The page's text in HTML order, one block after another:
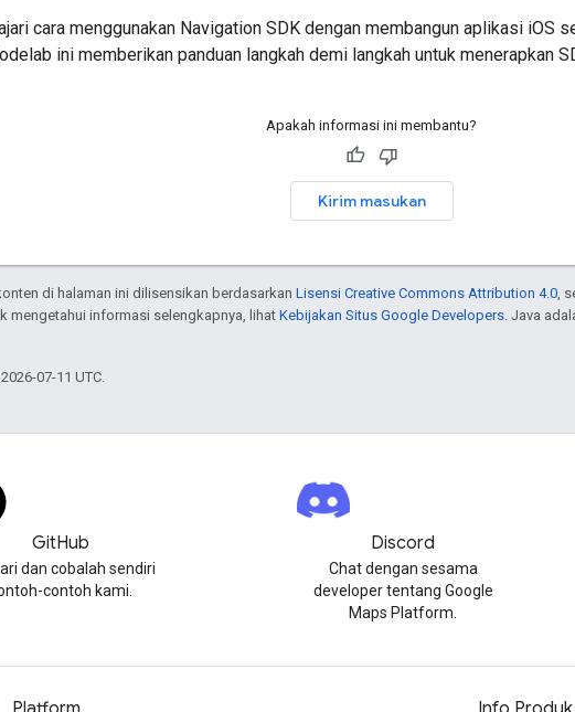
cara menggunakan Navigation SDK dengan membangun aplikasi iOS
ini memberikan panduan langkah demi langkah untuk menerapkan
Apakah informasi ini membantu?
Kirim masukan
di halaman ini dilisensikan berdasarkan Lisensi Creative Commons Attribution 4.0 ,
mengetahui informasi selengkapnya, lihat Kebijakan Situs Google Developers . Java
07-11 UTC.
GitHub
dan cobalah sendiri
contoh kami.
Discord
Chat dengan sesama
developer tentang Google
Maps Platform.